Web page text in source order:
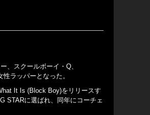
、スクールボーイ・Q、
ラッパーとなった。
It Is (Block Boy)をリリースす
STARに選ばれ、同年にコーチェ